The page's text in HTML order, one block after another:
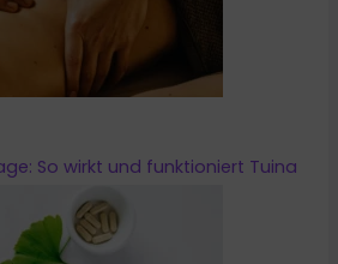
So wirkt und funktioniert Tuina